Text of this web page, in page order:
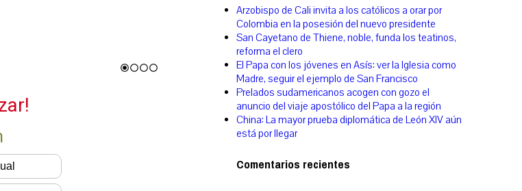
Arzobispo de Cali invita a los católicos a orar por
Colombia en la posesión del nuevo presidente
San Cayetano de Thiene, noble, funda los teatinos,
reforma el clero
El Papa con los jóvenes en Asís: ver la Iglesia como
Madre, seguir el ejemplo de San Francisco
Prelados sudamericanos acogen con gozo el
anuncio del viaje apostólico del Papa a la región
China: La mayor prueba diplomática de León XIV aún
está por llegar
Comentarios recientes